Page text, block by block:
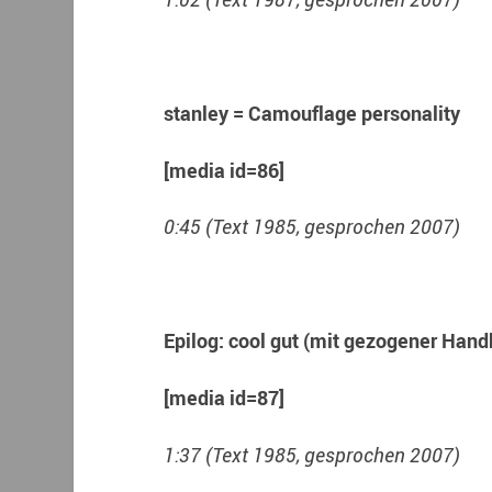
stanley = Camouflage personality
[media id=86]
0:45 (Text 1985, gesprochen 2007)
Epilog: cool gut (mit gezogener
[media id=87]
1:37 (Text 1985, gesprochen 2007)